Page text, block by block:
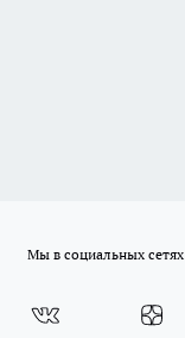
Мы в социальных сетях